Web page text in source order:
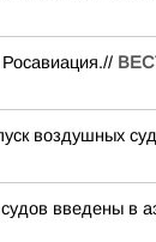
воздушных
введены в